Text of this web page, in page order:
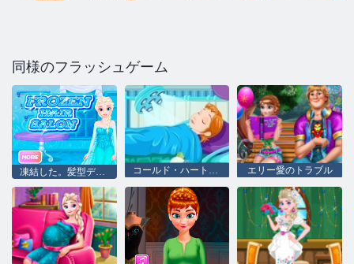
同様のフラッシュゲーム
凍結した。髪型デザイン コー​​ルド・ハート：プリンセスアンの手で操作 エリー愛のトラブル